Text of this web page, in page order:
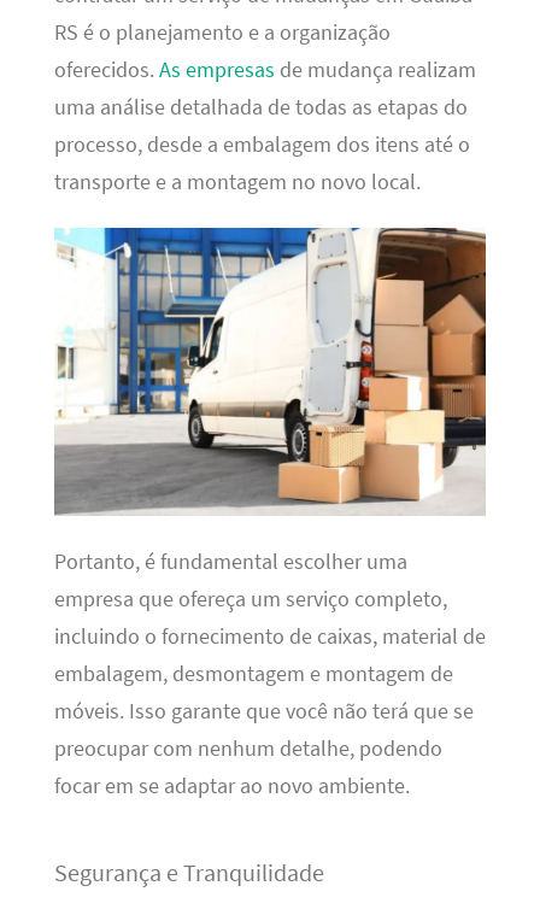
RS é o planejamento e a organização
oferecidos. As empresas de mudança realizam
uma análise detalhada de todas as etapas do
processo, desde a embalagem dos itens até o
transporte e a montagem no novo local.
Portanto, é fundamental escolher uma
empresa que ofereça um serviço completo,
incluindo o fornecimento de caixas, material de
embalagem, desmontagem e montagem de
móveis. Isso garante que você não terá que se
preocupar com nenhum detalhe, podendo
focar em se adaptar ao novo ambiente.
Segurança e Tranquilidade